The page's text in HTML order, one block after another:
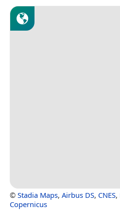
© Stadia Maps, Airbus DS, CNES,
Copernicus